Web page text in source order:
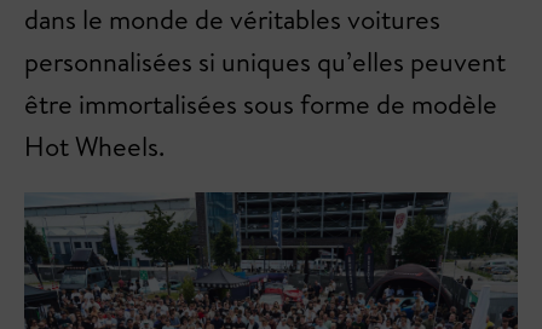
dans le monde de véritables voitures
personnalisées si uniques qu’elles peuvent
être immortalisées sous forme de modèle
Hot Wheels.